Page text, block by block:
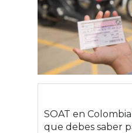
SOAT en
que debes saber